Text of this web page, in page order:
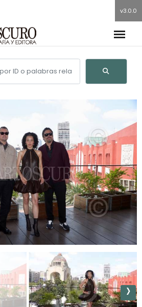
v3.0.0
›